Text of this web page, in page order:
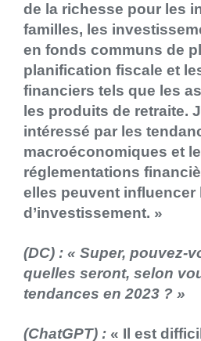
de la richesse pour les
familles, les
en fonds communs de
planification fiscale et
financiers tels que les
les produits de retraite.
intéressé par les
macroéconomiques et
réglementations
elles peuvent influencer
d’investissement. »
(DC) : « Super, pouvez-
quelles seront, selon
tendances en 2023 ? »
(ChatGPT) : « Il est